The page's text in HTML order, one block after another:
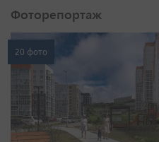
Фоторепортаж
20 фото